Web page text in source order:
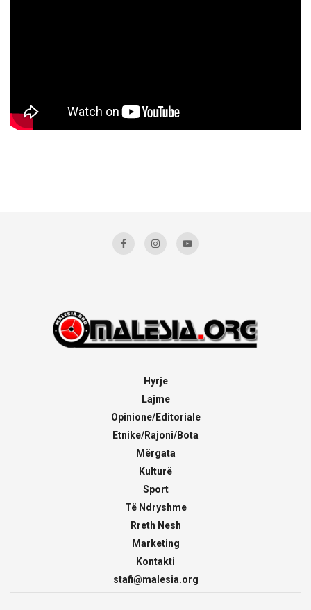
Hyrje
Lajme
Opinione/Editoriale
Etnike/Rajoni/Bota
Mërgata
Kulturë
Sport
Të Ndryshme
Rreth Nesh
Marketing
Kontakti
stafi@malesia.org